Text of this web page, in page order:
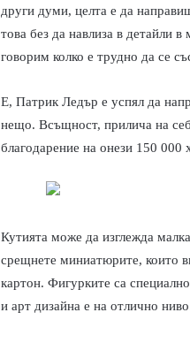
други думи, целта е да
това без да навлиза в детайли
говорим колко е трудно да се
Е, Патрик Ледър е успял да
нещо. Всъщност, прилича на
благодарение на онези 150 000
Кутията може да изглежда
срещнете миниатюрите, които
картон. Фигурките са
и арт дизайна е на отлично